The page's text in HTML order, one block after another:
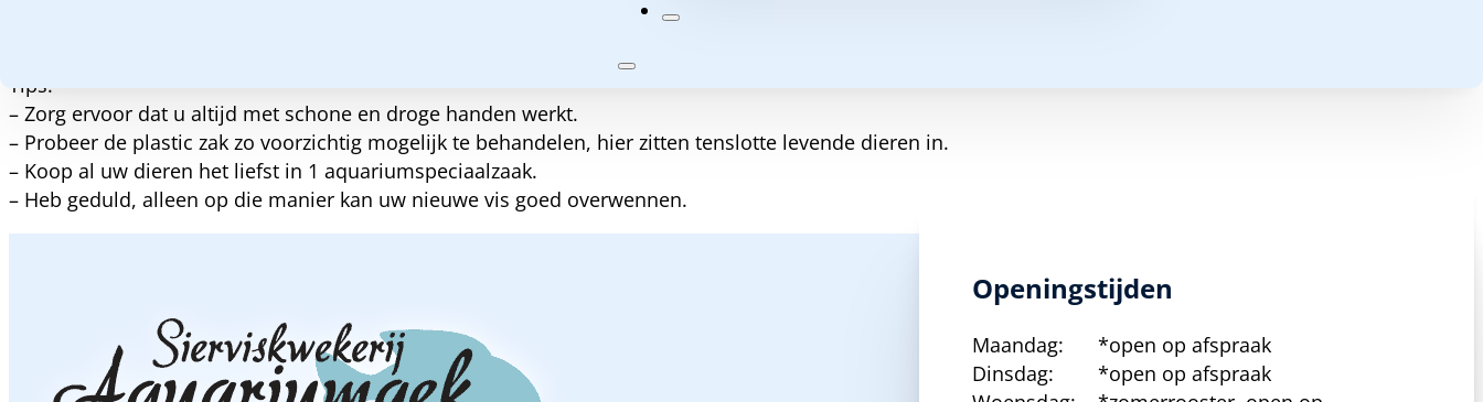
Tips:
– Zorg ervoor dat u altijd met schone en droge handen werkt.
– Probeer de plastic zak zo voorzichtig mogelijk te behandelen, hier zitten tenslotte levende dieren in.
– Koop al uw dieren het liefst in 1 aquariumspeciaalzaak.
– Heb geduld, alleen op die manier kan uw nieuwe vis goed overwennen.
Openingstijden
Maandag:
*open op afspraak
Dinsdag:
*open op afspraak